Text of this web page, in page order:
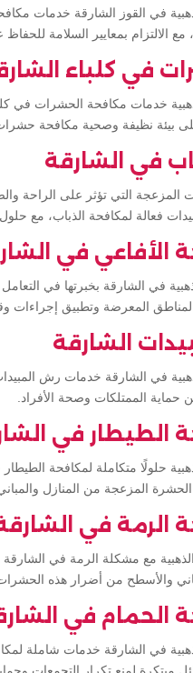
في القوز الشارقة خدمات
الالتزام بمعايير السلامة للحفاظ
في كلباء
خدمات مكافحة الحشرات في
بيئة نظيفة وصحية مكافحة حشرات
في الشارقة
المزعجة التي تؤثر على الراحة
فعالة لمكافحة الذباب، مع حلول
الأفاعي في
في الشارقة بخبرتها في
المعرضة وتطبيق إجراءات
الشارقة
في الشارقة خدمات رش
حماية الممتلكات وصحة الأفراد.
الطيطار في
حلولًا متكاملة لمكافحة
المزعجة من المنازل والمباني
الرمة في
مع مشكلة الرمة في
والأسطح من أضرار هذه
الحمام في
في الشارقة خدمات شاملة